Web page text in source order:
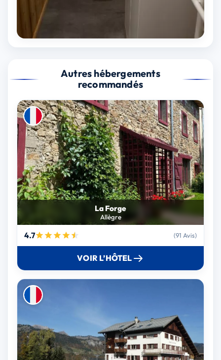
Autres hébergements
recommandés
La Forge
Allègre
4.7 (91 Avis)
VOIR L’HÔTEL